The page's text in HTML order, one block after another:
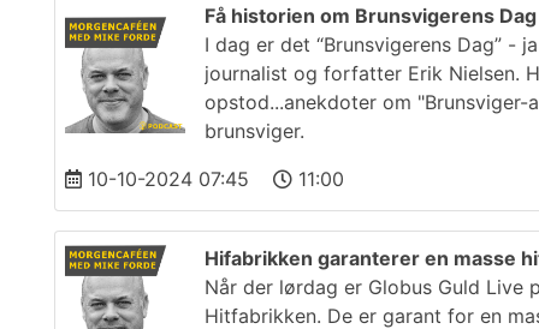
Få historien om Brunsvigerens
I dag er det “Brunsvigerens Dag” -
journalist og forfatter Erik Nielsen.
opstod...anekdoter om
brunsviger.
10-10-2024 07:45
11:00
Hifabrikken garanterer en masse
Når der lørdag er Globus Guld Live
Hitfabrikken. De er garant for en